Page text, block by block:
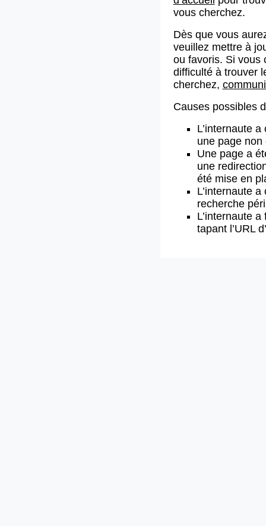
vous cherchez.
Dès que vous
veuillez mettre à
ou favoris. Si vous
difficulté à trouver
cherchez,
Causes possibles
L’internaute
une page non
Une page a
une
été mise en
L’internaute
recherche
L’internaute
tapant l’URL